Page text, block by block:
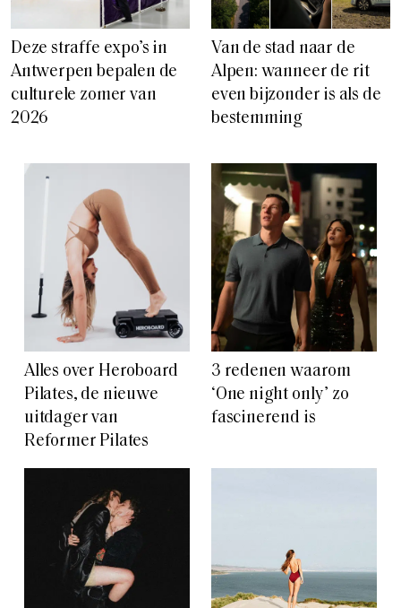
Deze straffe expo’s in
Antwerpen bepalen de
culturele zomer van
2026
Van de stad naar de
Alpen: wanneer de rit
even bijzonder is als de
bestemming
Alles over Heroboard
Pilates, de nieuwe
uitdager van
Reformer Pilates
3 redenen waarom
‘One night only’ zo
fascinerend is